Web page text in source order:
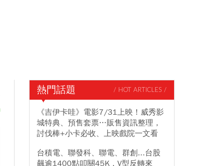
熱門話題 / HOT ARTICLES /
《吉伊卡哇》電影7/31上映！威秀影
城特典、預售套票…販售資訊整理，
討伐棒+小卡必收、上映戲院一文看
台積電、聯發科、聯電、群創...台股
飆逾1400點叩關45K，V型反轉來